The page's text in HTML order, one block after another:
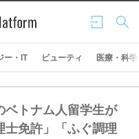
ログ
イン
検索
ー・IT ビューティ 医療・科学
ベトナム人留学生が
士免許」「ふぐ調理